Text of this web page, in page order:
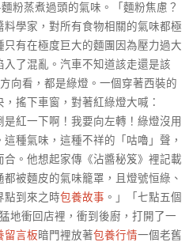
粉蒸煮過頭的氣味。「麵粉焦慮？
學家，對所有食物相關的氣味都極
有在極度巨大的麵團因為壓力過大
了混亂。汽車不知道該走還是該
向看，都是綠燈。一個穿著西裝的
搖下車窗，對著紅綠燈大喊：
是紅一下啊！我要向左轉！綠燈沒用
種氣味，這種不祥的「咕嚕」聲，
。他想起家傳《沾醬秘笈》裡記載
被麵皮的氣味籠罩，且燈號恒綠、
點到來之時包養故事 。」「七點五個
地衝回店裡，衝到後廚，打開了一
留言板暗門裡放著包養行情一個老舊